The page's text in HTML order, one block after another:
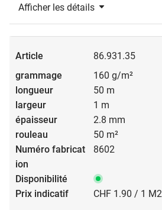
Afficher les détails
86.931.35
160 g/m²
50 m
1 m
2.8 mm
50 m²
8602
CHF 1.90 / 1 M2